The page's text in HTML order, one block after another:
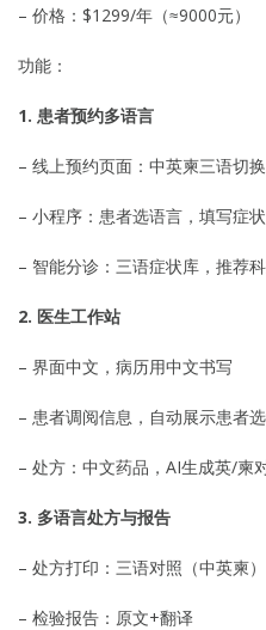
– 价格：$1299/年（≈9000元）
功能：
1. 患者预约多语言
– 线上预约页面：中英柬三语切换
– 小程序：患者选语言，填写症
– 智能分诊：三语症状库，推荐
2. 医生工作站
– 界面中文，病历用中文书写
– 患者调阅信息，自动展示患者
– 处方：中文药品，AI生成英/柬
3. 多语言处方与报告
– 处方打印：三语对照（中英柬）
– 检验报告：原文+翻译